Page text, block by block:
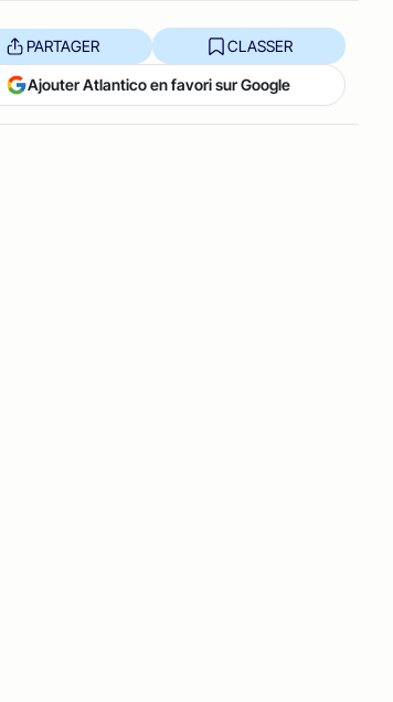
PARTAGER CLASSER
Ajouter Atlantico en favori sur Google